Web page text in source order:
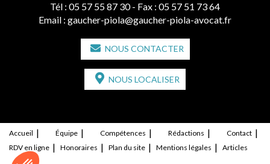
Tél : 05 57 55 87 30 - Fax : 05 57 51 73 64
Email : gaucher-piola@gaucher-piola-avocat.fr
NOUS CONTACTER
NOUS LOCALISER
Accueil Équipe Compétences Rédactions
Contact
RDV en ligne
Honoraires Plan du site Mentions légales Articles